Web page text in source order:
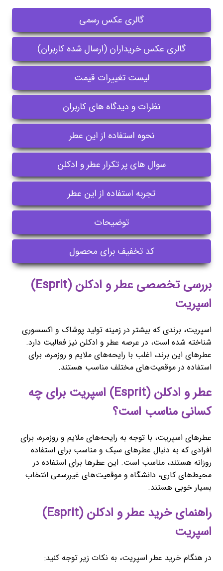
گالری عکس رسمی
گالری عکس خریداران (ارسال شده کاربران)
لیست تغییرات قیمت
نظرات و دیدگاه های کاربران
نحوه استفاده از این عطر
سوال های پر تکرار عطر و ادکلن
تجربه استفاده از این عطر
توضیحات
کد تخفیف برای محصول
بررسی تخصصی عطر و ادکلن (Esprit)
اسپریت
اسپریت، برندی که بیشتر در زمینه تولید پوشاک و اکسسوری
شناخته شده است، در عرصه عطر و ادکلن نیز فعالیت دارد.
عطرهای این برند، اغلب با رایحه‌های ملایم و روزمره، برای
استفاده در موقعیت‌های مختلف مناسب هستند.
عطر و ادکلن (Esprit) اسپریت برای چه
کسانی مناسب است؟
عطرهای اسپریت، با توجه به رایحه‌های ملایم و روزمره، برای
افرادی که به دنبال عطرهای سبک و مناسب برای استفاده
روزانه هستند، مناسب است. این عطرها برای استفاده در
محیط‌های کاری، دانشگاه و موقعیت‌های غیررسمی انتخاب
بسیار خوبی هستند.
راهنمای خرید عطر و ادکلن (Esprit)
اسپریت
در هنگام خرید عطر اسپریت، به نکات زیر توجه کنید: